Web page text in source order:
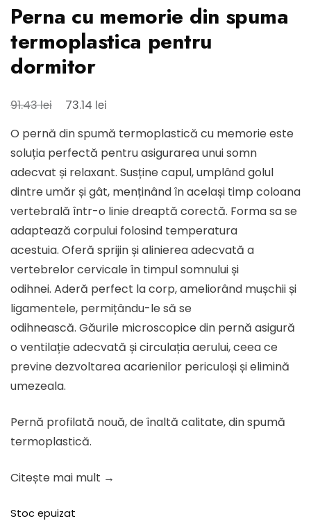
Perna cu memorie din spuma
termoplastica pentru
dormitor
91.43lei
Prețul
a
fost:
91.43 lei.
73.14 lei
este:
73.14 lei.
O pernă din spumă termoplastică cu memorie este
soluția perfectă pentru asigurarea unui somn
adecvat și relaxant. Susține capul, umplând golul
dintre umăr și gât, menținând în același timp coloana
vertebrală într-o linie dreaptă corectă. Forma sa se
adaptează corpului folosind temperatura
acestuia. Oferă sprijin și alinierea adecvată a
vertebrelor cervicale în timpul somnului și
odihnei. Aderă perfect la corp, ameliorând mușchii și
ligamentele, permițându-le să se
odihnească. Găurile microscopice din pernă asigură
o ventilație adecvată și circulația aerului, ceea ce
previne dezvoltarea acarienilor periculoși și elimină
umezeala.
Pernă profilată nouă, de înaltă calitate, din spumă
termoplastică.
Citește mai mult →
Stoc epuizat